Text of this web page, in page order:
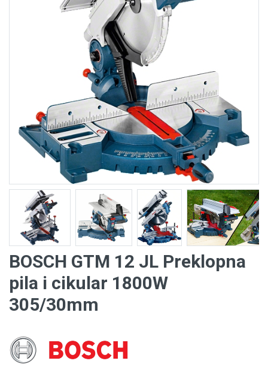
BOSCH GTM 12 JL Preklopna
pila i cikular 1800W
305/30mm